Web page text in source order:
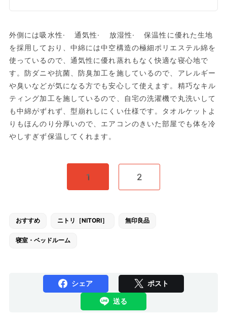
外側には吸水性· 通気性· 放湿性· 保温性に優れた生地
を採用しており、中綿には中空構造の極細ポリエステル綿を
使っているので、通気性に優れ蒸れもなく快適な寝心地で
す。防ダニや抗菌、防臭加工を施しているので、アレルギー
や臭いなどが気になる方でも安心して使えます。精巧なキル
ティング加工を施しているので、自宅の洗濯機で丸洗いして
も中綿がずれず、型崩れしにくい仕様です。タオルケットよ
りもほんのり分厚いので、エアコンのきいた部屋でも体を冷
やしすぎず保温してくれます。
1 2
おすすめ ニトリ［NITORI］ 無印良品
寝室・ベッドルーム
シェア ポスト
送る